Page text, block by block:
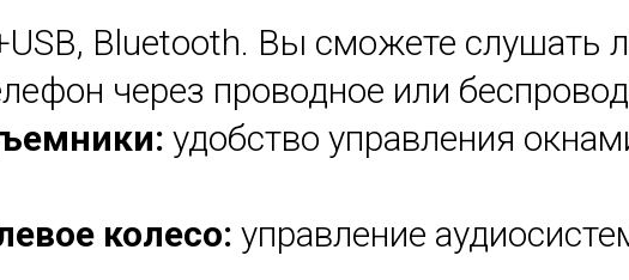
Bluetooth. Вы сможете
через проводное или
удобство управления
колесо: управление